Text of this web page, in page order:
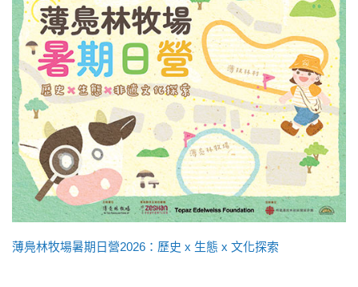
薄鳧林牧場暑期日營2026：歷史 x 生態 x 文化探索